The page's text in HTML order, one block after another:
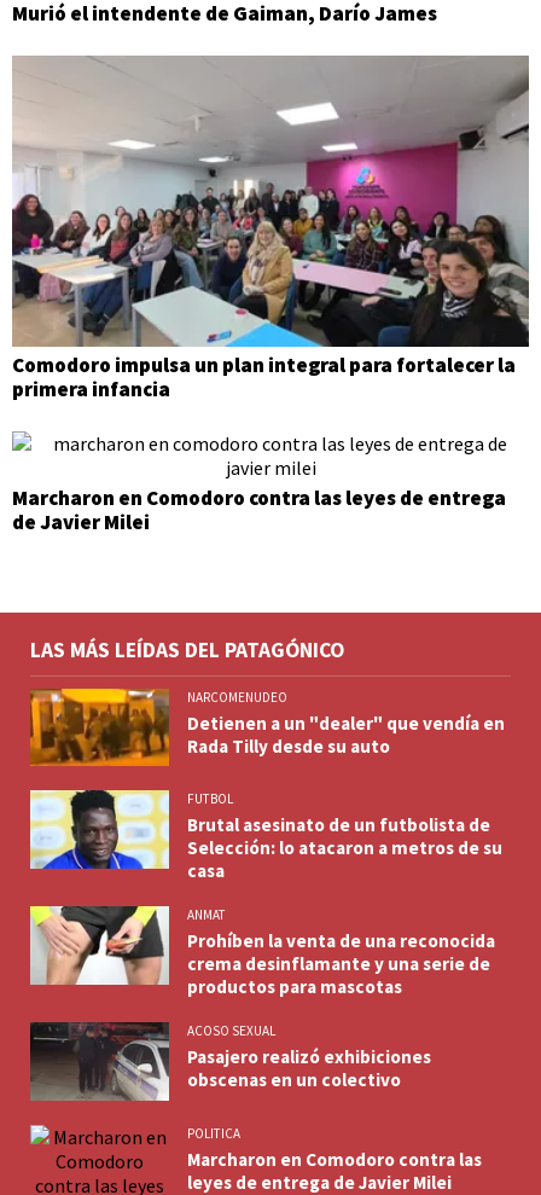
Murió el intendente de Gaiman, Darío James
Comodoro impulsa un plan integral para fortalecer la
primera infancia
Marcharon en Comodoro contra las leyes de entrega
de Javier Milei
LAS MÁS LEÍDAS DEL PATAGÓNICO
NARCOMENUDEO
Detienen a un "dealer" que vendía en
Rada Tilly desde su auto
FUTBOL
Brutal asesinato de un futbolista de
Selección: lo atacaron a metros de su
casa
ANMAT
Prohíben la venta de una reconocida
crema desinflamante y una serie de
productos para mascotas
ACOSO SEXUAL
Pasajero realizó exhibiciones
obscenas en un colectivo
POLITICA
Marcharon en Comodoro contra las
leyes de entrega de Javier Milei